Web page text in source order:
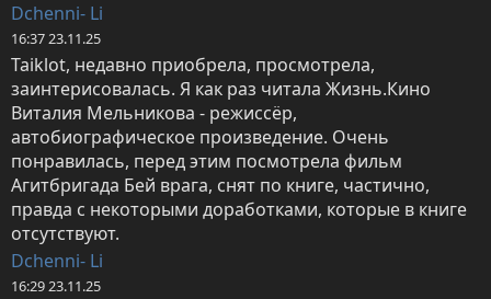
Dchenni- Li
16:37 23.11.25
Taiklot, недавно приобрела, просмотрела,
заинтерисовалась. Я как раз читала Жизнь.Кино
Виталия Мельникова - режиссёр,
автобиографическое произведение. Очень
понравилась, перед этим посмотрела фильм
Агитбригада Бей врага, снят по книге, частично,
правда с некоторыми доработками, которые в книге
отсутствуют.
Dchenni- Li
16:29 23.11.25